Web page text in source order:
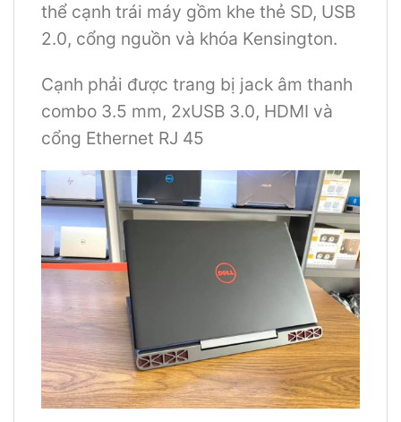
thể cạnh trái máy gồm khe thẻ SD, USB
2.0, cổng nguồn và khóa Kensington.
Cạnh phải được trang bị jack âm thanh
combo 3.5 mm, 2xUSB 3.0, HDMI và
cổng Ethernet RJ 45